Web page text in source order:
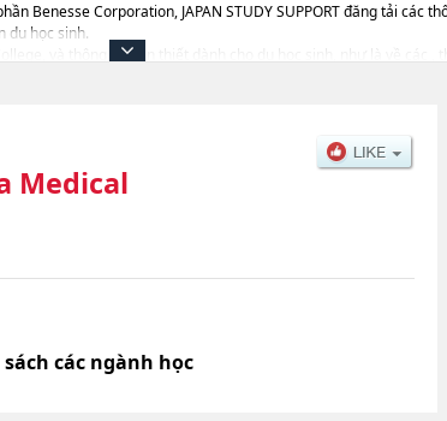
Benesse Corporation, JAPAN STUDY SUPPORT đăng tải các
du học sinh.
và thông tin cần thiết dành cho du học sinh, như là về các ,
Medical
các ngành học